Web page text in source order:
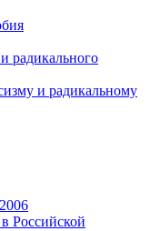
радикального
и радикальному
Российской